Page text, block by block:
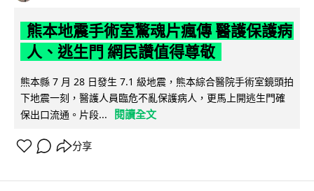
熊本地震手術室驚魂片瘋傳 醫護保護病
人、逃生門 網民讚值得尊敬
熊本縣 7 月 28 日發生 7.1 級地震，熊本綜合醫院手術室鏡頭拍
下地震一刻，醫護人員臨危不亂保護病人，更馬上開逃生門確
保出口流通。片段...
閱讀全文
分享